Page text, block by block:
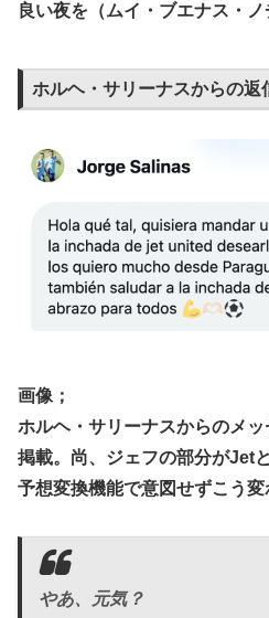
良い夜を（ムイ・ブエナス・ノ
ホルヘ・サリーナスからの返
画像；
ホルヘ・サリーナスからのメ
掲載。尚、ジェフの部分がJet
予想変換機能で意図せずこう
やあ、元気？